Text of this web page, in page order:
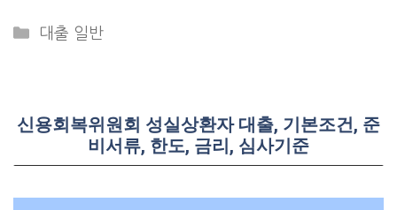
Categories
대출 일반
신용회복위원회 성실상환자 대출, 기본조건, 준
비서류, 한도, 금리, 심사기준